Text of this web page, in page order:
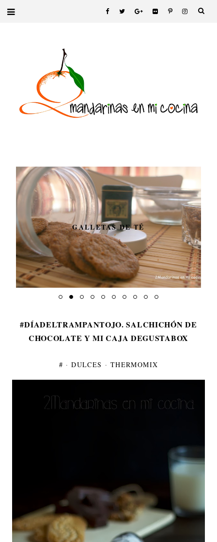
GALLETAS DE TÉ
#DÍADELTRAMPANTOJO. SALCHICHÓN DE
CHOCOLATE Y MI CAJA DEGUSTABOX
# ·DULCES · THERMOMIX